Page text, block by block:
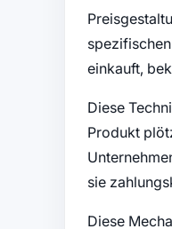
einkauft,
Diese
Produkt
sie
Diese